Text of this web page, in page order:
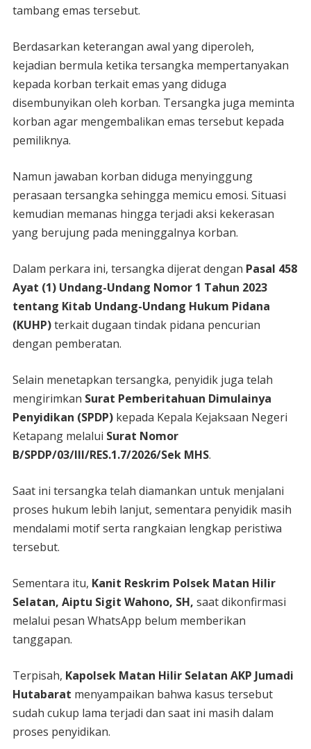
tambang emas tersebut.
Berdasarkan keterangan awal yang diperoleh,
kejadian bermula ketika tersangka mempertanyakan
kepada korban terkait emas yang diduga
disembunyikan oleh korban. Tersangka juga meminta
korban agar mengembalikan emas tersebut kepada
pemiliknya.
Namun jawaban korban diduga menyinggung
perasaan tersangka sehingga memicu emosi. Situasi
kemudian memanas hingga terjadi aksi kekerasan
yang berujung pada meninggalnya korban.
Dalam perkara ini, tersangka dijerat dengan Pasal 458
Ayat (1) Undang-Undang Nomor 1 Tahun 2023
tentang Kitab Undang-Undang Hukum Pidana
(KUHP)terkait dugaan tindak pidana pencurian
dengan pemberatan.
Selain menetapkan tersangka, penyidik juga telah
mengirimkan Surat Pemberitahuan Dimulainya
Penyidikan (SPDP)kepada Kepala Kejaksaan Negeri
Ketapang melalui Surat Nomor
B/SPDP/03/III/RES.1.7/2026/Sek MHS.
Saat ini tersangka telah diamankan untuk menjalani
proses hukum lebih lanjut, sementara penyidik masih
mendalami motif serta rangkaian lengkap peristiwa
tersebut.
Sementara itu, Kanit Reskrim Polsek Matan Hilir
Selatan, Aiptu Sigit Wahono, SH, saat dikonfirmasi
melalui pesan WhatsApp belum memberikan
tanggapan.
Terpisah, Kapolsek Matan Hilir Selatan AKP Jumadi
Hutabarat menyampaikan bahwa kasus tersebut
sudah cukup lama terjadi dan saat ini masih dalam
proses penyidikan.